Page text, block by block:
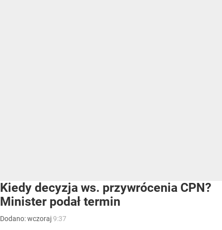
Kiedy decyzja ws. przywrócenia CPN?
Minister podał termin
Dodano:wczoraj9:37